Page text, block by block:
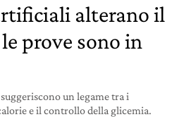
alterano il
prove sono in
un legame tra i
e il controllo della glicemia.